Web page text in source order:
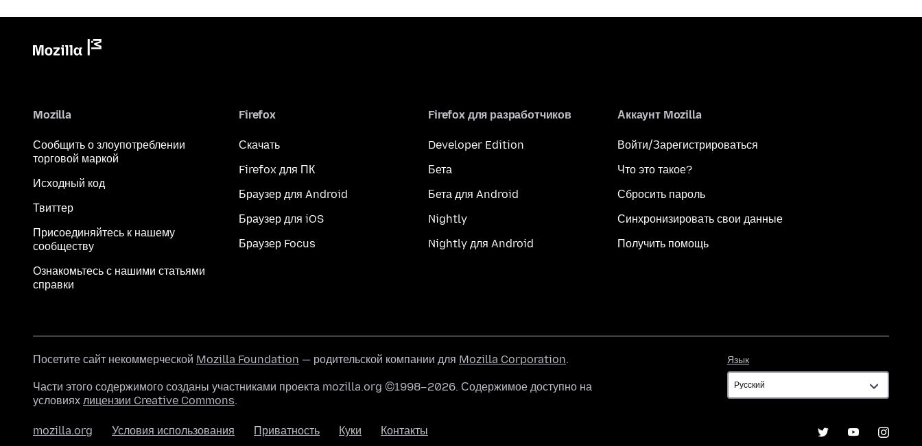
Mozilla
Сообщить о злоупотреблении
торговой маркой
Исходный код
Твиттер
Присоединяйтесь к нашему
сообществу
Ознакомьтесь с нашими статьями
справки
Firefox
Скачать
Firefox для ПК
Браузер для Android
Браузер для iOS
Браузер Focus
Firefox для разработчиков
Developer Edition
Бета
Бета для Android
Nightly
Nightly для Android
Аккаунт Mozilla
Войти/Зарегистрироваться
Что это такое?
Сбросить пароль
Синхронизировать свои данные
Получить помощь
Язык
Посетите сайт некоммерческой Mozilla Foundation — родительской компании для Mozilla Corporation.
Части этого содержимого созданы участниками проекта mozilla.org ©1998–2026. Содержимое доступно на
условиях лицензии Creative Commons.
mozilla.org Условия использования Приватность Куки Контакты